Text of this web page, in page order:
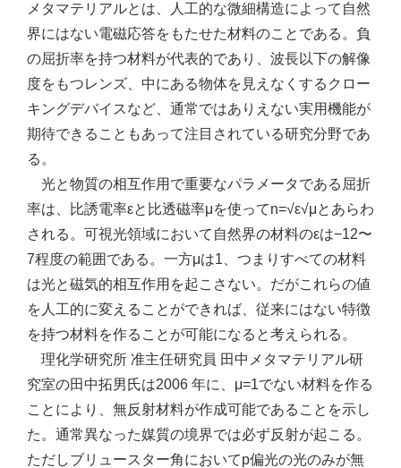
メタマテリアルとは、人工的な微細構造によって自然
界にはない電磁応答をもたせた材料のことである。負
の屈折率を持つ材料が代表的であり、波長以下の解像
度をもつレンズ、中にある物体を見えなくするクロー
キングデバイスなど、通常ではありえない実用機能が
期待できることもあって注目されている研究分野であ
る。
光と物質の相互作用で重要なパラメータである屈折
率は、比誘電率εと比透磁率μを使ってn=√ε√μとあらわ
される。可視光領域において自然界の材料のεは−12〜
7程度の範囲である。一方μは1、つまりすべての材料
は光と磁気的相互作用を起こさない。だがこれらの値
を人工的に変えることができれば、従来にはない特徴
を持つ材料を作ることが可能になると考えられる。
理化学研究所 准主任研究員 田中メタマテリアル研
究室の田中拓男氏は2006 年に、μ=1でない材料を作る
ことにより、無反射材料が作成可能であることを示し
た。通常異なった媒質の境界では必ず反射が起こる。
ただしブリュースター角においてp偏光の光のみが無